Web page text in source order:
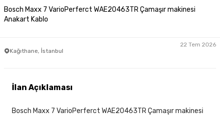
Bosch Maxx 7 VarioPerferct WAE20463TR Çamaşır makinesi
Anakart Kablo
Kağıthane, İstanbul
22 Tem 2026
İlan Açıklaması
Bosch Maxx 7 VarioPerferct WAE20463TR Çamaşır makinesi